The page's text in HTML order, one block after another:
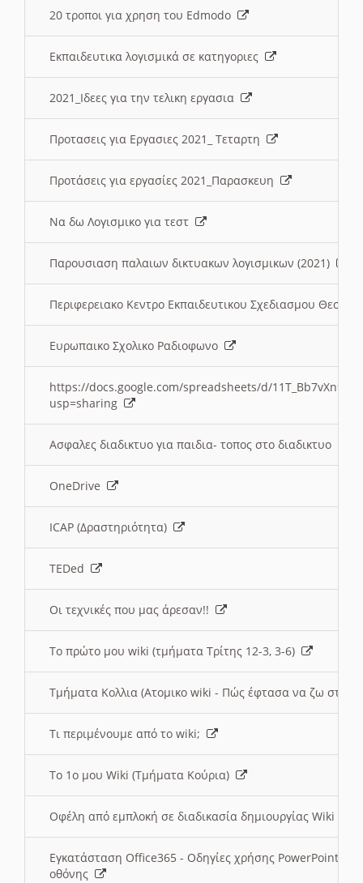
20 τροποι για χρηση του Edmodo
Εκπαιδευτικα λογισμικά σε κατηγοριες
2021_Ιδεες για την τελικη εργασια
Προτασεις για Εργασιες 2021_ Τεταρτη
Προτάσεις για εργασίες 2021_Παρασκευη
Να δω Λογισμικο για τεστ
Παρουσιαση παλαιων δικτυακων λογισμικων (2021)
Περιφερειακο Κεντρο Εκπαιδευτικου Σχεδιασμου
Ευρωπαικο Σχολικο Ραδιοφωνο
https://docs.google.com/spreadsheets/d/
usp=sharing
Ασφαλες διαδικτυο για παιδια- τοπος στο διαδικτυο
OneDrive
ICAP (Δραστηριότητα)
TEDed
Οι τεχνικές που μας άρεσαν!!
Το πρώτο μου wiki (τμήματα Τρίτης 12-3, 3-6)
Τμήματα Κολλια (Ατομικο wiki - Πώς έφτασα να ζω στην
Τι περιμένουμε από το wiki;
Το 1ο μου Wiki (Τμήματα Κούρια)
Οφέλη από εμπλοκή σε διαδικασία δημιουργίας Wiki
Εγκατάσταση Office365 - Οδηγίες χρήσης PowerPoint
οθόνης